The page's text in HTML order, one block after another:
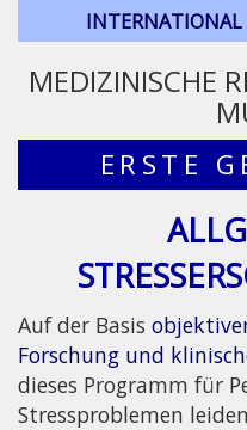
MEDIZINISCHE
ERSTE
Auf der Basis
Forschung und
dieses Programm für
Stressproblemen